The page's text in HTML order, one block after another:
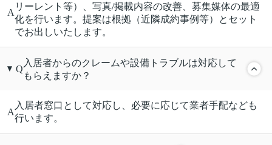
A
リーレント等）、写真/掲載内容の改善、募集媒体の最適
化を行います。提案は根拠（近隣成約事例等）とセット
でお出しいたします。
Q
入居者からのクレームや設備トラブルは対応して
もらえますか？
A
入居者窓口として対応し、必要に応じて業者手配なども
行います。